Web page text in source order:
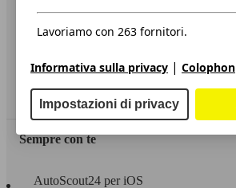
Privacy
Dichiarazione di Accessibilità
Servizi
Area rivenditori
Sempre con te
AutoScout24 per iOS
Lavoriamo con 263 fornitori.
Informativa sulla privacy | Colophon
Impostazioni di privacy